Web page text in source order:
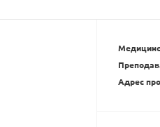
Адрес